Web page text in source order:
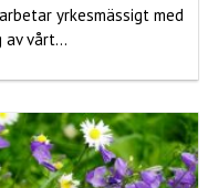
yrkesmässigt med
vårt...